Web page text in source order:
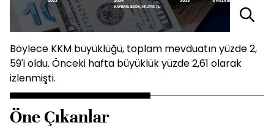
Böylece KKM büyüklüğü, toplam mevduatın yüzde 2,
59'i oldu. Önceki hafta büyüklük yüzde 2,61 olarak
izlenmişti.
Öne Çıkanlar